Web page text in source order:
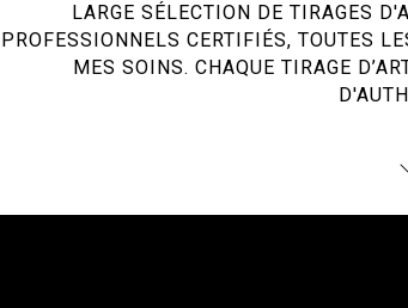
LARGE SÉLECTION DE TIRAGES
PROFESSIONNELS CERTIFIÉS, TOUTES
MES SOINS. CHAQUE TIRAGE